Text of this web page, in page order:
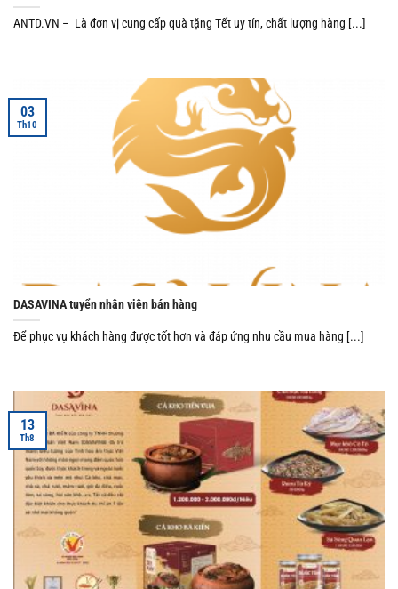
ANTD.VN – Là đơn vị cung cấp quà tặng Tết uy tín, chất lượng hàng [...]
DASAVINA tuyển nhân viên bán hàng
Để phục vụ khách hàng được tốt hơn và đáp ứng nhu cầu mua hàng [...]
03
Th10
13
Th8